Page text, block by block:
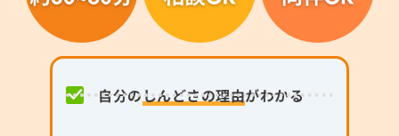
自分のしんどさの理由がわかる